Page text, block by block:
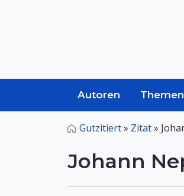
Autoren Themen
Gutzitiert» Zitat»
Johann